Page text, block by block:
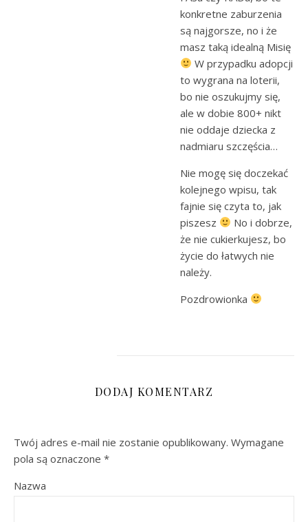
konkretne zaburzenia
są najgorsze, no i że
masz taką idealną Misię
W przypadku adopcji
to wygrana na loterii,
bo nie oszukujmy się,
ale w dobie 800+ nikt
nie oddaje dziecka z
nadmiaru szczęścia…
Nie mogę się doczekać
kolejnego wpisu, tak
fajnie się czyta to, jak
piszesz
No i dobrze,
że nie cukierkujesz, bo
życie do łatwych nie
należy.
Pozdrowionka
DODAJ KOMENTARZ
Twój adres e-mail nie zostanie opublikowany. Wymagane
pola są oznaczone *
Nazwa